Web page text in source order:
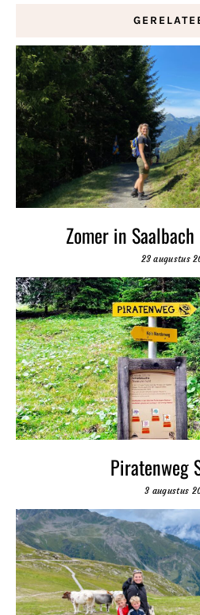
Zomer in
23 augustus
Piratenweg
3 augustus